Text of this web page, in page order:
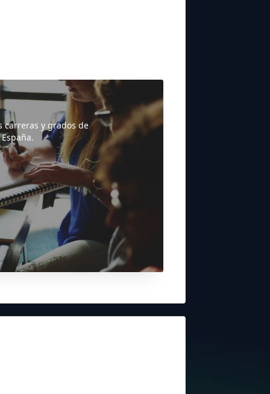
carreras y grados de